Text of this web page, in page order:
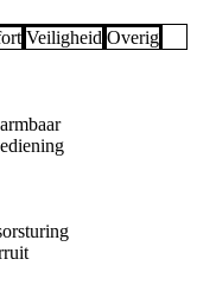
Veiligheid Overig